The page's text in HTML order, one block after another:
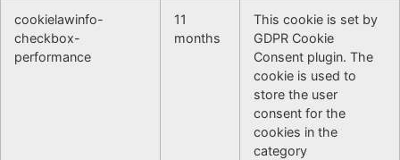
cookielawinfo-
checkbox-
performance
11
months
This cookie is set by
GDPR Cookie
Consent plugin. The
cookie is used to
store the user
consent for the
cookies in the
category